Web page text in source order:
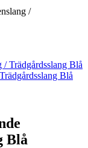
Blå
Blå